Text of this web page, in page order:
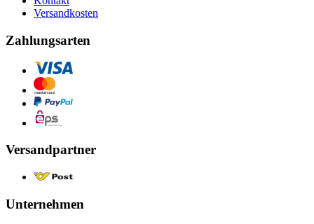
Versandkosten
Zahlungsarten
Versandpartner
Unternehmen